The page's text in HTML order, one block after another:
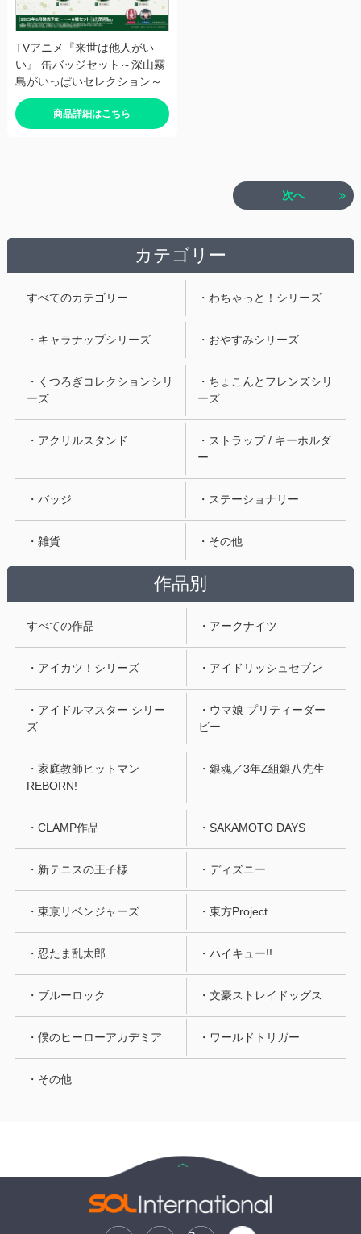
TVアニメ『来世は他人がい
い』 缶バッジセット～深山霧
島がいっぱいセレクション～
商品詳細はこちら
次へ
カテゴリー
すべてのカテゴリー ・わちゃっと！シリーズ
・キャラナップシリーズ ・おやすみシリーズ
・くつろぎコレクションシリ
ーズ
・ちょこんとフレンズシリ
ーズ
・アクリルスタンド
・ストラップ / キーホルダ
ー
・バッジ ・ステーショナリー
・雑貨 ・その他
作品別
すべての作品 ・アークナイツ
・アイカツ！シリーズ ・アイドリッシュセブン
・アイドルマスター シリー
ズ
・ウマ娘 プリティーダー
ビー
・家庭教師ヒットマン
REBORN!
・銀魂／3年Z組銀八先生
・CLAMP作品 ・SAKAMOTO DAYS
・新テニスの王子様 ・ディズニー
・東京リベンジャーズ ・東方Project
・忍たま乱太郎 ・ハイキュー!!
・ブルーロック ・文豪ストレイドッグス
・僕のヒーローアカデミア ・ワールドトリガー
・その他